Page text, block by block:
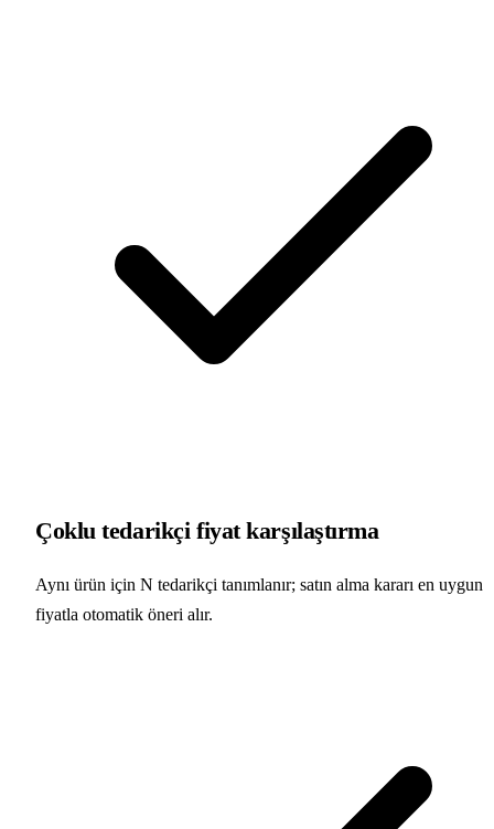
Çoklu tedarikçi fiyat karşılaştırma
Aynı ürün için N tedarikçi tanımlanır; satın alma kararı en uygun
fiyatla otomatik öneri alır.